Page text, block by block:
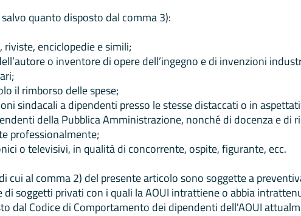
quanto disposto dal comma 3):
enciclopedie e simili;
o inventore di opere dell’ingegno e di invenzioni
il rimborso delle spese;
sindacali a dipendenti presso le stesse distaccati o in
della Pubblica Amministrazione, nonché di docenza e di
professionalmente;
o televisivi, in qualità di concorrente, ospite, figurante, ecc.
cui al comma 2) del presente articolo sono soggette a
di soggetti privati con i quali la AOUI intrattiene o abbia
dal Codice di Comportamento dei dipendenti dell'AOUI